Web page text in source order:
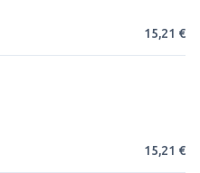
15,21 €
15,21 €